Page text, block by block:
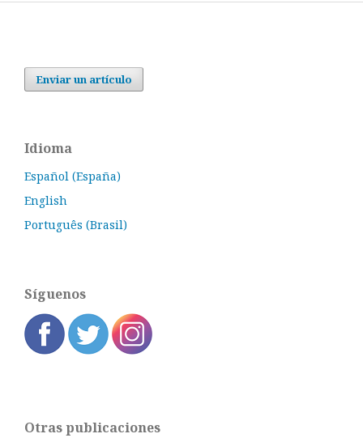
Enviar un artículo
Idioma
Español (España)
English
Português (Brasil)
Síguenos
Otras publicaciones